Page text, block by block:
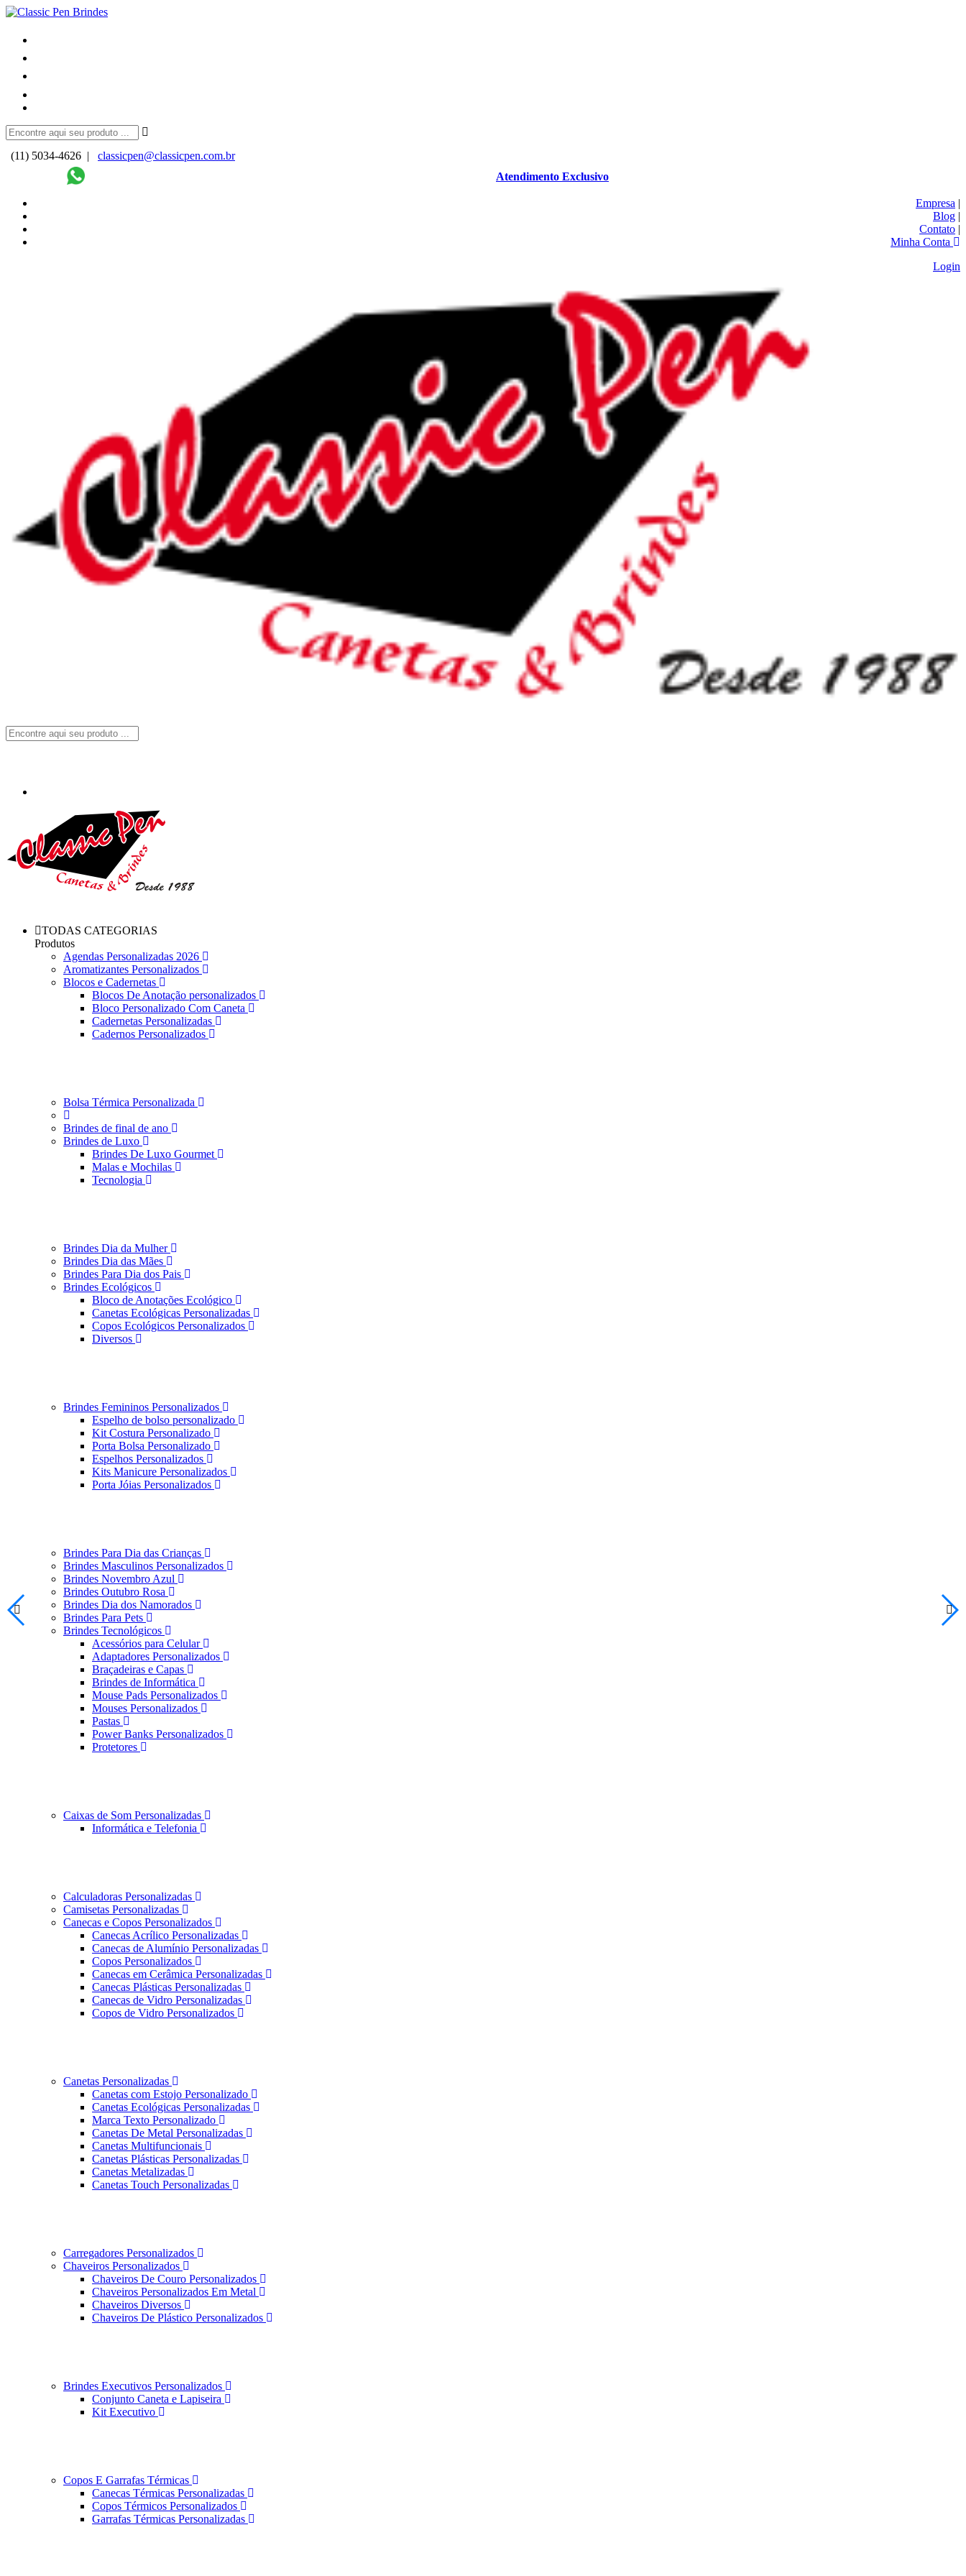
(11) 5034-4626 |
classicpen@classicpen.com.br
Atendimento Exclusivo
Empresa |
Blog |
Contato |
Minha Conta
Login
TODAS CATEGORIAS
Produtos
Agendas Personalizadas 2026
Aromatizantes Personalizados
Blocos e Cadernetas
Blocos De Anotação personalizados
Bloco Personalizado Com Caneta
Cadernetas Personalizadas
Cadernos Personalizados
Bolsa Térmica Personalizada
Brindes de final de ano
Brindes de Luxo
Brindes De Luxo Gourmet
Malas e Mochilas
Tecnologia
Brindes Dia da Mulher
Brindes Dia das Mães
Brindes Para Dia dos Pais
Brindes Ecológicos
Bloco de Anotações Ecológico
Canetas Ecológicas Personalizadas
Copos Ecológicos Personalizados
Diversos
Brindes Femininos Personalizados
Espelho de bolso personalizado
Kit Costura Personalizado
Porta Bolsa Personalizado
Espelhos Personalizados
Kits Manicure Personalizados
Porta Jóias Personalizados
Brindes Para Dia das Crianças
Brindes Masculinos Personalizados
Brindes Novembro Azul
Brindes Outubro Rosa
Brindes Dia dos Namorados
Brindes Para Pets
Brindes Tecnológicos
Acessórios para Celular
Adaptadores Personalizados
Braçadeiras e Capas
Brindes de Informática
Mouse Pads Personalizados
Mouses Personalizados
Pastas
Power Banks Personalizados
Protetores
Caixas de Som Personalizadas
Informática e Telefonia
Calculadoras Personalizadas
Camisetas Personalizadas
Canecas e Copos Personalizados
Canecas Acrílico Personalizadas
Canecas de Alumínio Personalizadas
Copos Personalizados
Canecas em Cerâmica Personalizadas
Canecas Plásticas Personalizadas
Canecas de Vidro Personalizadas
Copos de Vidro Personalizados
Canetas Personalizadas
Canetas com Estojo Personalizado
Canetas Ecológicas Personalizadas
Marca Texto Personalizado
Canetas De Metal Personalizadas
Canetas Multifuncionais
Canetas Plásticas Personalizadas
Canetas Metalizadas
Canetas Touch Personalizadas
Carregadores Personalizados
Chaveiros Personalizados
Chaveiros De Couro Personalizados
Chaveiros Personalizados Em Metal
Chaveiros Diversos
Chaveiros De Plástico Personalizados
Brindes Executivos Personalizados
Conjunto Caneta e Lapiseira
Kit Executivo
Copos E Garrafas Térmicas
Canecas Térmicas Personalizadas
Copos Térmicos Personalizados
Garrafas Térmicas Personalizadas